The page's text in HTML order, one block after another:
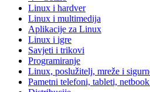
Linux i hardver
Linux i multimedija
Aplikacije za Linux
Linux i igre
Savjeti i trikovi
Programiranje
Linux, poslužitelj, mreže i
Pametni telefoni, tableti,